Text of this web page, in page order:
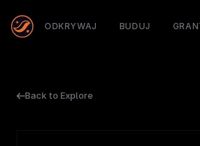
ODKRYWAJ BUDUJ
Back to Explore